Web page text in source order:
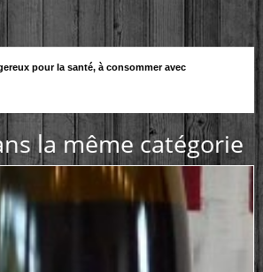
pour la santé, à consommer avec
la même catégorie